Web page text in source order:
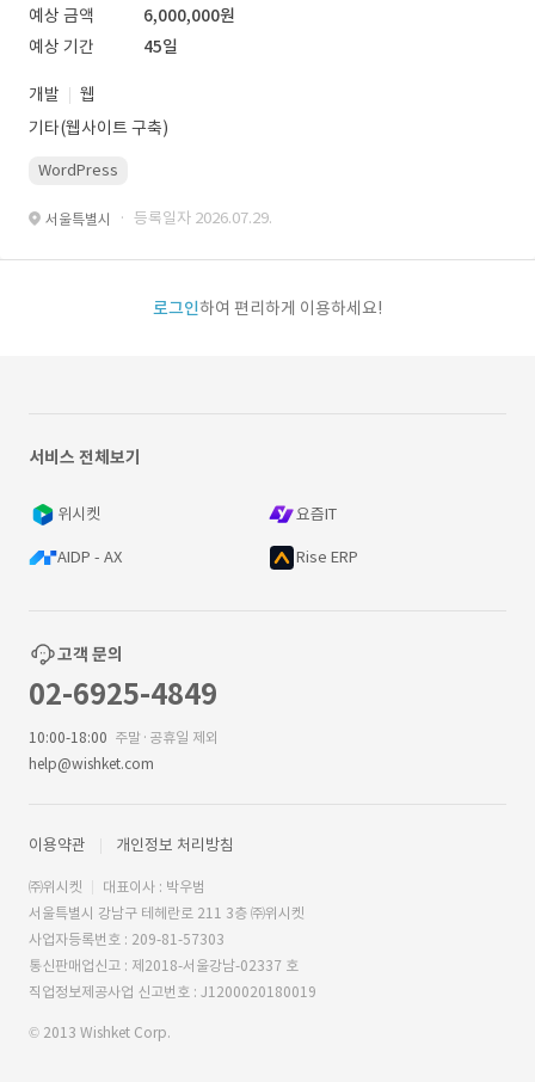
예상 금액
6,000,000원
예상 기간
45일
개발
웹
기타(웹사이트 구축)
WordPress
서울특별시 · 등록일자 2026.07.29.
로그인하여 편리하게 이용하세요!
서비스 전체보기
위시켓 요즘IT
AIDP - AX Rise ERP
고객 문의
02-6925-4849
10:00-18:00 주말·공휴일 제외
help@wishket.com
이용약관 개인정보 처리방침
㈜위시켓
대표이사 : 박우범
서울특별시 강남구 테헤란로 211 3층 ㈜위시켓
사업자등록번호 : 209-81-57303
통신판매업신고 : 제2018-서울강남-02337 호
직업정보제공사업 신고번호 : J1200020180019
© 2013 Wishket Corp.